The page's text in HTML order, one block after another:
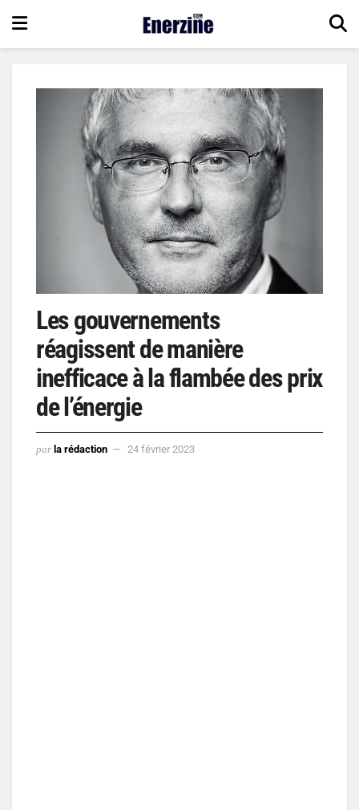
Les gouvernements
réagissent de manière
inefficace à la flambée des prix
de l’énergie
par la rédaction 24 février 2023